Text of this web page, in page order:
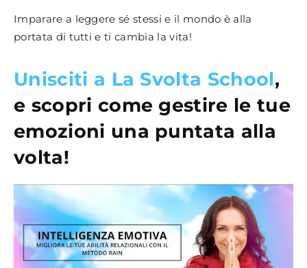
Imparare a leggere sé stessi e il mondo è alla
portata di tutti e ti cambia la vita!
Unisciti a La Svolta School,
e scopri come gestire le tue
emozioni una puntata alla
volta!